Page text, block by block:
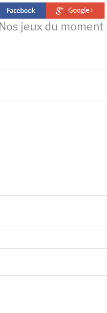
Nos jeux du moment